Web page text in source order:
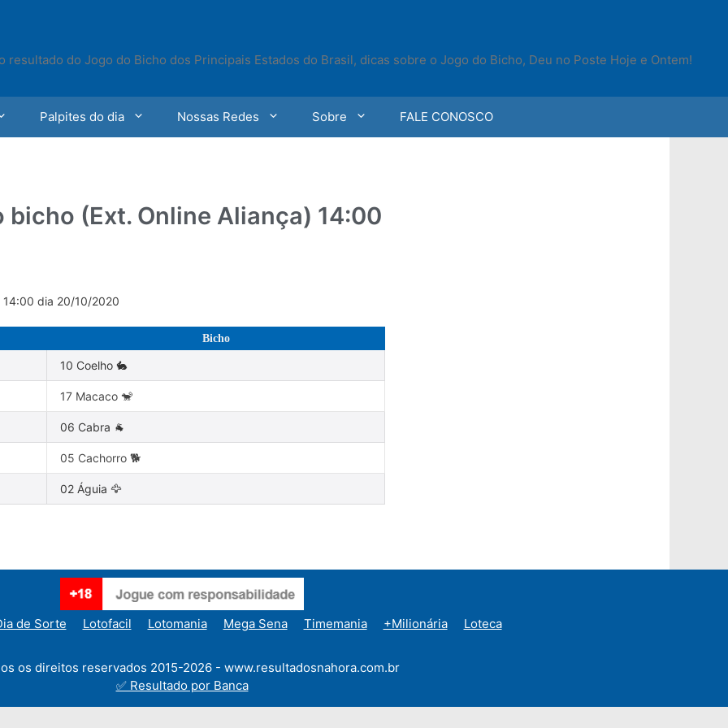
resultado do Jogo do Bicho dos Principais Estados do Brasil, dicas sobre o Jogo do Bicho, Deu no Poste Hoje e Ontem!
Palpites do dia Nossas Redes Sobre FALE CONOSCO
bicho (Ext. Online Aliança) 14:00
14:00 dia 20/10/2020
Bicho
10 Coelho 🐇
17 Macaco 🐒
06 Cabra 🐐
05 Cachorro 🐕
02 Águia 🦅
de Sorte Lotofacil Lotomania Mega Sena Timemania +Milionária Loteca
os direitos reservados 2015-2026 - www.resultadosnahora.com.br
✅ Resultado por Banca